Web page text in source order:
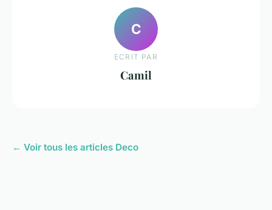
C
ECRIT PAR
Camil
← Voir tous les articles Deco